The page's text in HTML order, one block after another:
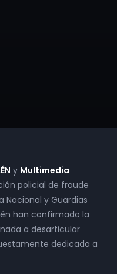
y Multimedia
policial de fraude
Nacional y Guardias
han confirmado la
a desarticular
dedicada a